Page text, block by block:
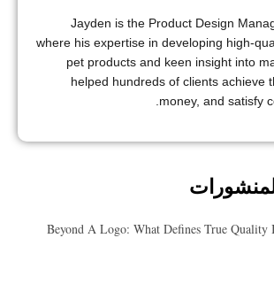
Jayden is the Product Design
where his expertise in developing high-
pet products and keen insight into
helped hundreds of clients achieve
money, and satisfy
Beyond A Logo: What Defines True Quality